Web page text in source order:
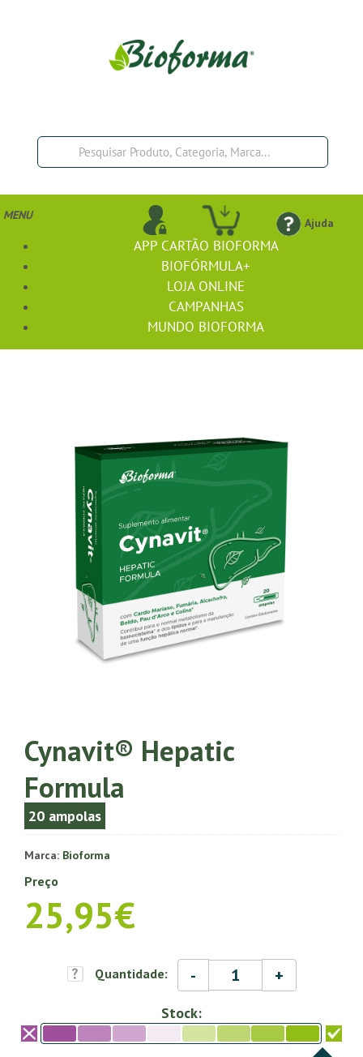
Ajuda
MENU
APP CARTÃO BIOFORMA
BIOFÓRMULA+
LOJA ONLINE
CAMPANHAS
MUNDO BIOFORMA
Cynavit® Hepatic
Formula
20 ampolas
Marca: Bioforma
Preço
25,95€
Quantidade: - +
Stock: